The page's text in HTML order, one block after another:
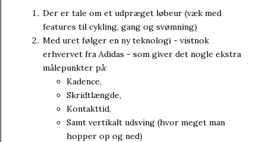
Der er tale om et udpræget løbeur (væk med
features til cykling, gang og svømning)
Med uret følger en ny teknologi - vistnok
erhvervet fra Adidas - som giver det nogle ekstra
målepunkter på:
Kadence,
Skridtlængde,
Kontakttid,
Samt vertikalt udsving (hvor meget man
hopper op og ned)